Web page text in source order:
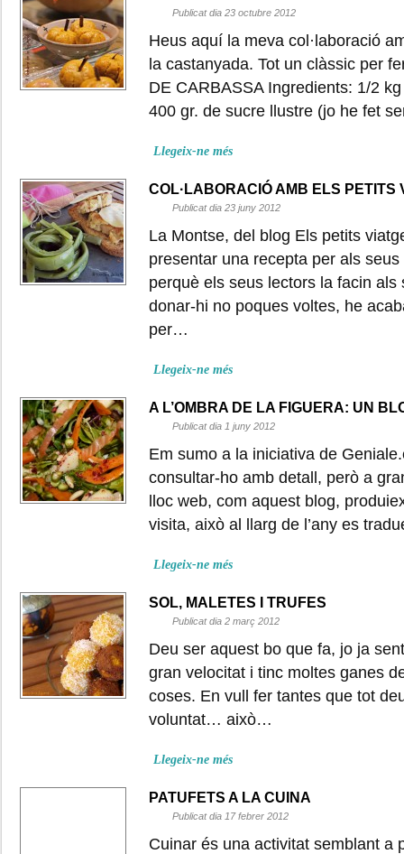
Publicat dia 23 octubre 2012
Heus aquí la meva col·laboració
la castanyada. Tot un clàssic per
DE CARBASSA Ingredients: 1/2
400 gr. de sucre llustre (jo he fet
Llegeix-ne més
COL·LABORACIÓ AMB ELS PETITS
Publicat dia 23 juny 2012
La Montse, del blog Els petits
presentar una recepta per als
perquè els seus lectors la facin als
donar-hi no poques voltes, he
per…
Llegeix-ne més
A L’OMBRA DE LA FIGUERA: UN
Publicat dia 1 juny 2012
Em sumo a la iniciativa de
consultar-ho amb detall, però a
lloc web, com aquest blog,
visita, això al llarg de l’any es
Llegeix-ne més
SOL, MALETES I TRUFES
Publicat dia 2 març 2012
Deu ser aquest bo que fa, jo ja
gran velocitat i tinc moltes ganes
coses. En vull fer tantes que tot
voluntat… això…
Llegeix-ne més
PATUFETS A LA CUINA
Publicat dia 17 febrer 2012
Cuinar és una activitat semblant a